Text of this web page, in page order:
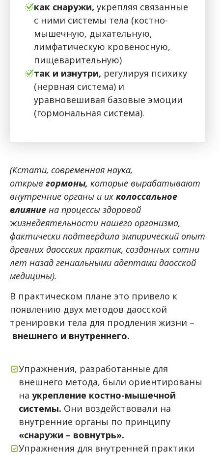
как снаружи, укрепляя связанные
с ними системы тела (костно-
мышечную, дыхательную,
лимфатическую кровеносную,
пищеварительную)
так и изнутри, регулируя психику
(нервная система) и
уравновешивая базовые эмоции
(гормональная система).
(Кстати, современная наука,
открыв гормоны, которые вырабатывают
внутренние органы и их колоссальное
влияние на процессы здоровой
жизнедеятельности нашего организма,
фактически подтвердила эмпирический опыт
древних даосских практик, созданных сотни
лет назад гениальными адептами даосской
медицины).
В практическом плане это привело к
появлению двух методов даосской
тренировки тела для продления жизни –
внешнего и внутреннего.
Упражнения, разработанные для
внешнего метода, были ориентированы
на укрепление костно-мышечной
системы. Они воздействовали на
внутренние органы по принципу
«снаружи – вовнутрь».
Упражнения для внутренней практики